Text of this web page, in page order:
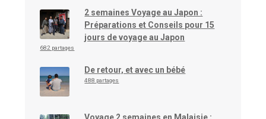
2 semaines Voyage au Japon :
Préparations et Conseils pour 15
jours de voyage au Japon
682 partages
De retour, et avec un bébé
488 partages